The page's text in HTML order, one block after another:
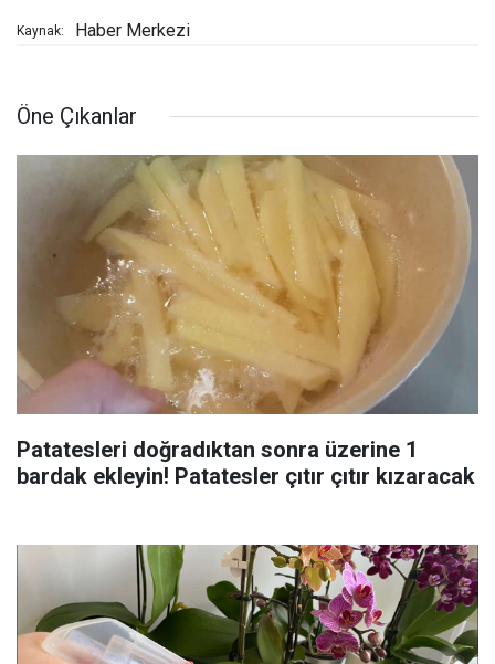
Kaynak: Haber Merkezi
Öne Çıkanlar
Patatesleri doğradıktan sonra üzerine 1
bardak ekleyin! Patatesler çıtır çıtır kızaracak